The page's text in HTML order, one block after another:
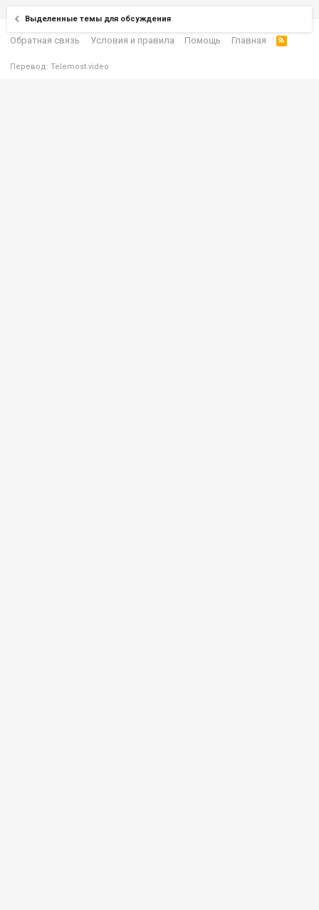
Выделенные темы для обсуждения
Обратная связь Условия и правила Помощь Главная
Перевод: Telemost.video